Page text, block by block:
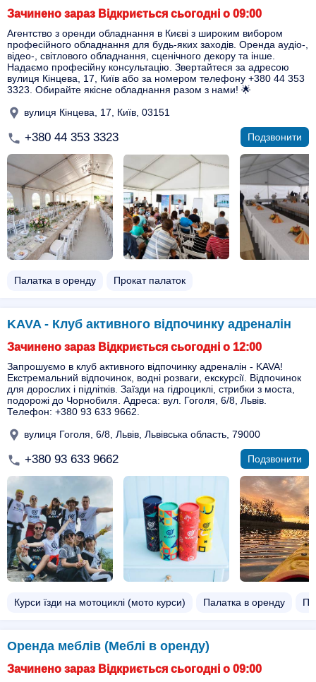
Зачинено зараз Відкриється сьогодні о 09:00
Агентство з оренди обладнання в Києві з широким вибором
професійного обладнання для будь-яких заходів. Оренда аудіо-,
відео-, світлового обладнання, сценічного декору та інше.
Надаємо професійну консультацію. Звертайтеся за адресою
вулиця Кінцева, 17, Київ або за номером телефону +380 44 353
3323. Обирайте якісне обладнання разом з нами! 🌟
вулиця Кінцева, 17, Київ, 03151
+380 44 353 3323 Подзвонити
Палатка в оренду Прокат палаток
KAVA - Клуб активного відпочинку адреналін
Зачинено зараз Відкриється сьогодні о 12:00
Запрошуємо в клуб активного відпочинку адреналін - KAVA!
Екстремальний відпочинок, водні розваги, екскурсії. Відпочинок
для дорослих і підлітків. Заїзди на гідроциклі, стрибки з моста,
подорожі до Чорнобиля. Адреса: вул. Гоголя, 6/8, Львів.
Телефон: +380 93 633 9662.
вулиця Гоголя, 6/8, Львів, Львівська область, 79000
+380 93 633 9662 Подзвонити
Курси їзди на мотоциклі (мото курси) Палатка в оренду
Оренда меблів (Меблі в оренду)
Зачинено зараз Відкриється сьогодні о 09:00